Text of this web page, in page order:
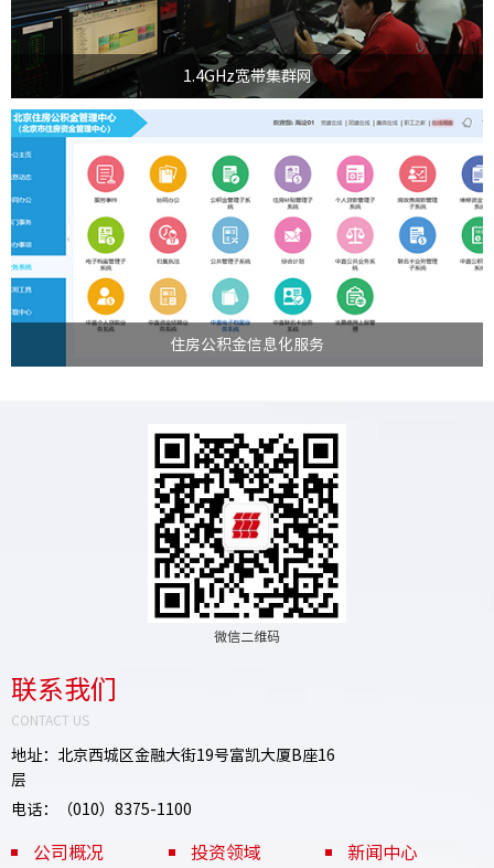
1.4GHz宽带集群网
住房公积金信息化服务
首都信息发展股份有限公司于2008年正式进入住房公积金信息化服务领域，
为支撑服务本地化，陆续在广州、南宁、上海、重庆等地...
>
微信二维码
联系我们
CONTACT US
地址：北京西城区金融大街19号富凯大厦B座16
层
电话：（010）8375-1100
公司概况 投资领域 新闻中心